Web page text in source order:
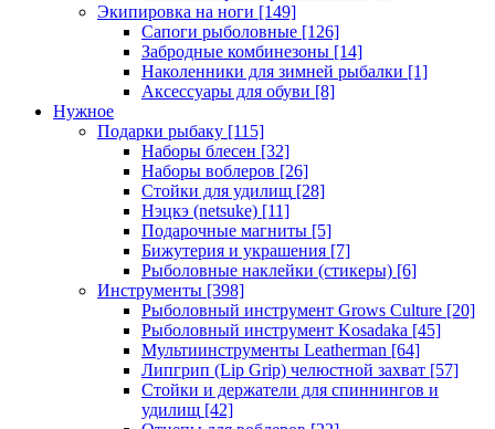
Экипировка на ноги [149]
Сапоги рыболовные [126]
Забродные комбинезоны [14]
Наколенники для зимней рыбалки [1]
Аксессуары для обуви [8]
Нужное
Подарки рыбаку [115]
Наборы блесен [32]
Наборы воблеров [26]
Стойки для удилищ [28]
Нэцкэ (netsuke) [11]
Подарочные магниты [5]
Бижутерия и украшения [7]
Рыболовные наклейки (стикеры) [6]
Инструменты [398]
Рыболовный инструмент Grows Culture [20]
Рыболовный инструмент Kosadaka [45]
Мультиинструменты Leatherman [64]
Липгрип (Lip Grip) челюстной захват [57]
Стойки и держатели для спиннингов и
удилищ [42]